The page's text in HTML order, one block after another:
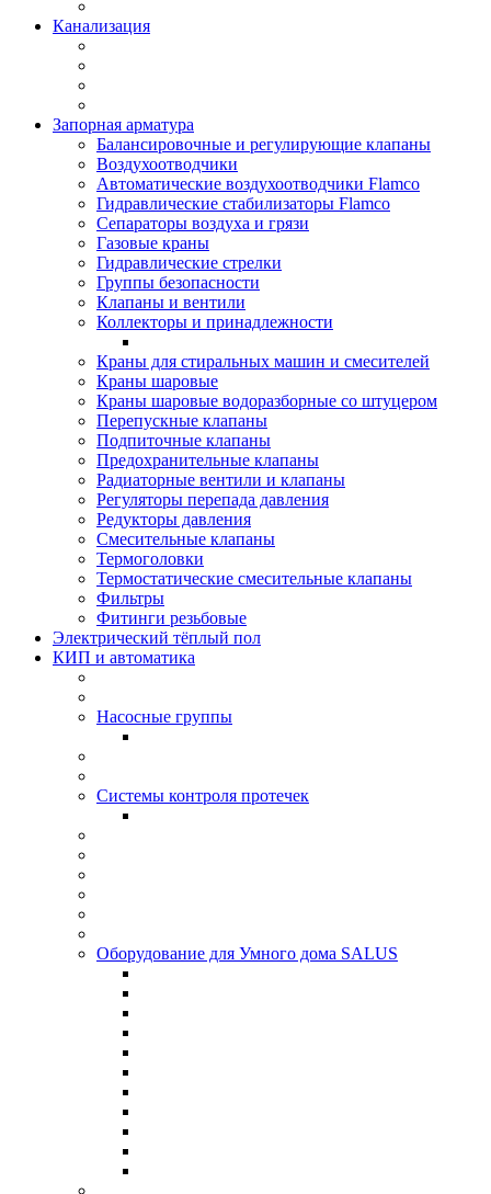
Канализация
Запорная арматура
Балансировочные и регулирующие клапаны
Воздухоотводчики
Автоматические воздухоотводчики Flamco
Гидравлические стабилизаторы Flamco
Сепараторы воздуха и грязи
Газовые краны
Гидравлические стрелки
Группы безопасности
Клапаны и вентили
Коллекторы и принадлежности
Краны для стиральных машин и смесителей
Краны шаровые
Краны шаровые водоразборные со штуцером
Перепускные клапаны
Подпиточные клапаны
Предохранительные клапаны
Радиаторные вентили и клапаны
Регуляторы перепада давления
Редукторы давления
Смесительные клапаны
Термоголовки
Термостатические смесительные клапаны
Фильтры
Фитинги резьбовые
Электрический тёплый пол
КИП и автоматика
Насосные группы
Системы контроля протeчек
Оборудование для Умного дома SALUS